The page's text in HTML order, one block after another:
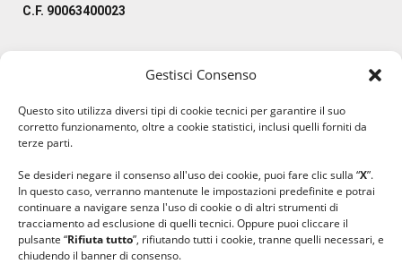
Gestisci Consenso
Questo sito utilizza diversi tipi di cookie tecnici per garantire il suo
corretto funzionamento, oltre a cookie statistici, inclusi quelli forniti da
terze parti.
Se desideri negare il consenso all'uso dei cookie, puoi fare clic sulla “X”.
In questo caso, verranno mantenute le impostazioni predefinite e potrai
continuare a navigare senza l'uso di cookie o di altri strumenti di
tracciamento ad esclusione di quelli tecnici. Oppure puoi cliccare il
pulsante “Rifiuta tutto”, rifiutando tutti i cookie, tranne quelli necessari, e
chiudendo il banner di consenso.
C.F. 90063400023
#lanaterapia
#ilcaloredellempatia